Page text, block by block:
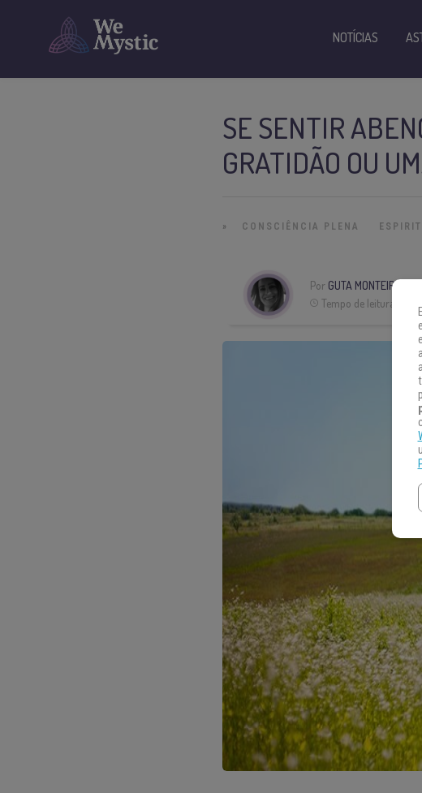
SE SENTIR
GRATIDÃO OU
» CONSCIÊNCIA PLENA
Por GUTA MONTEIRO
Tempo de leitura:
NOTÍCIAS